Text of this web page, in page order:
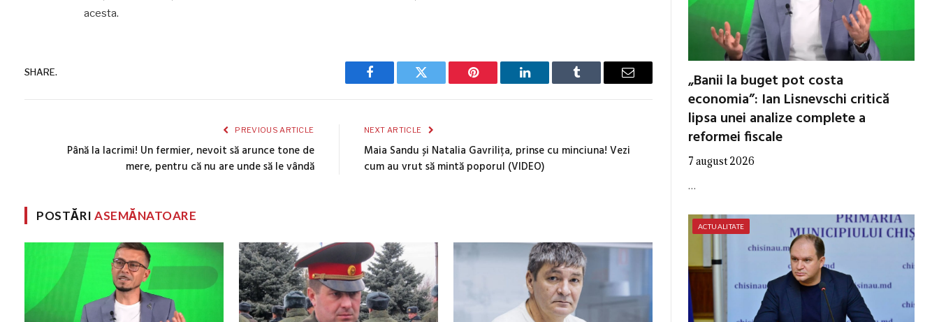
acesta.
SHARE.
Facebook Twitter Pinterest LinkedIn Tumblr Email
PREVIOUS ARTICLE
Până la lacrimi! Un fermier, nevoit să arunce tone de
mere, pentru că nu are unde să le vândă
NEXT ARTICLE
Maia Sandu și Natalia Gavrilița, prinse cu minciuna! Vezi
cum au vrut să mintă poporul (VIDEO)
POSTĂRIASEMĂNATOARE
„Banii la buget pot costa
economia”: Ian Lisnevschi critică
lipsa unei analize complete a
reformei fiscale
7 august 2026
…
ACTUALITATE